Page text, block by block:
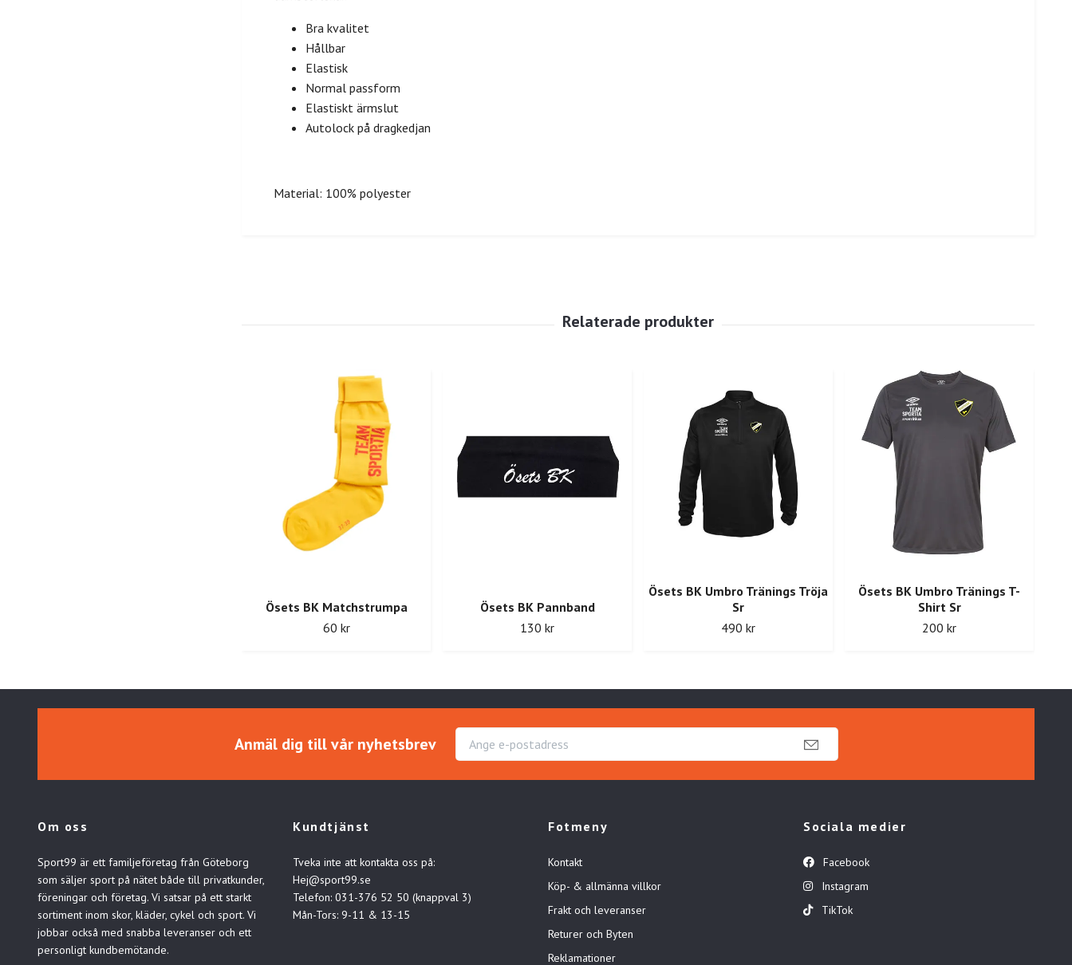
Bra kvalitet
Hållbar
Elastisk
Normal passform
Elastiskt ärmslut
Autolock på dragkedjan
Material: 100% polyester
Ösets BK Matchstrumpa
60 kr
Ösets BK Pannband
130 kr
Ösets BK Umbro Tränings Tröja
Sr
490 kr
Ösets BK Umbro Tränings T-
Shirt Sr
200 kr
Anmäl dig till vår nyhetsbrev
Om oss
Sport99 är ett familjeföretag från Göteborg
som säljer sport på nätet både till privatkunder,
föreningar och företag. Vi satsar på ett starkt
sortiment inom skor, kläder, cykel och sport. Vi
jobbar också med snabba leveranser och ett
personligt kundbemötande.
Kundtjänst
Tveka inte att kontakta oss på:
Hej@sport99.se
Telefon: 031-376 52 50 (knappval 3)
Mån-Tors: 9-11 & 13-15
Fotmeny
Kontakt
Köp- & allmänna villkor
Frakt och leveranser
Returer och Byten
Reklamationer
Sociala medier
Facebook
Instagram
TikTok